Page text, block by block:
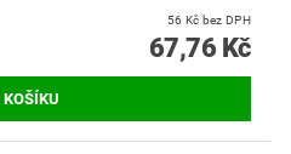
56 Kč bez DPH
67,76 Kč